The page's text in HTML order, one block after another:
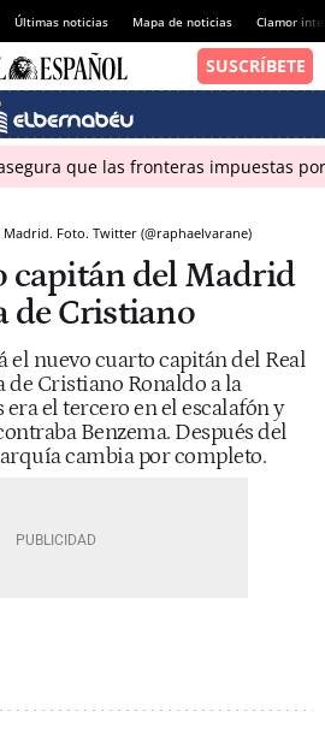
Últimas noticias Mapa de noticias Clamor
que las fronteras impuestas
Foto. Twitter (@raphaelvarane)
capitán del Madrid
de Cristiano
el nuevo cuarto capitán del Real
Cristiano Ronaldo a la
el tercero en el escalafón y
Benzema. Después del
cambia por completo.